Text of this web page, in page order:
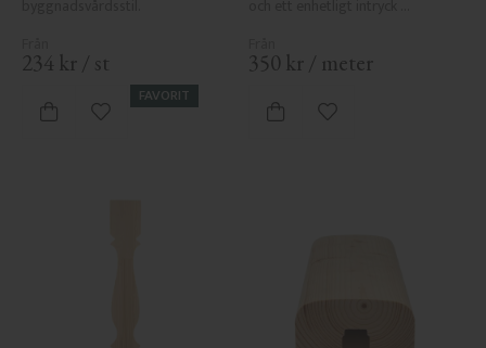
234 kr / st
FAVORIT
Lägg till i favoriter
350 kr / meter
Lägg till i favoriter